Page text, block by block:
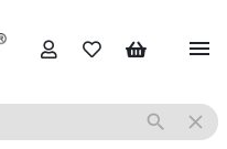
menu
search close